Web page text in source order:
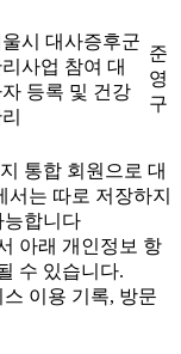
시 대사증후군
사업 참여 대
등록 및 건강
준
영
구
통합 회원으로 대
는 따로 저장하지
능합니다
아래 개인정보 항
수 있습니다.
이용 기록, 방문